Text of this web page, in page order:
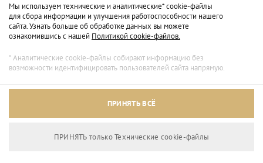
Архивный режим
Мы используем технические и аналитические* cookie-файлы
для сбора информации и улучшения работоспособности нашего
сайта. Узнать больше об обработке данных вы можете
ознакомившись с нашей Политикой cookie-файлов.
* Аналитические cookie-файлы собирают информацию без
возможности идентифицировать пользователей сайта напрямую.
ПРИНЯТЬ ВСЁ
ПРИНЯТЬ только Технические сookie-файлы